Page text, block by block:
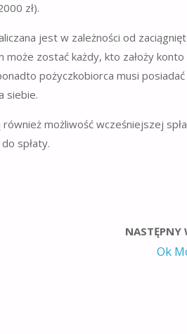
zł).
jest w zależności od
zostać każdy, kto założy konto
pożyczkobiorca musi posiadać
siebie.
możliwość wcześniejszej
spłaty.
NASTĘPNY
Ok